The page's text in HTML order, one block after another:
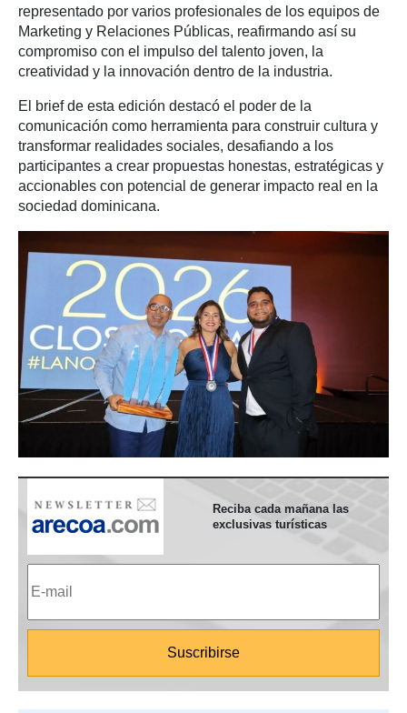
representado por varios profesionales de los equipos de
Marketing y Relaciones Públicas, reafirmando así su
compromiso con el impulso del talento joven, la
creatividad y la innovación dentro de la industria.
El brief de esta edición destacó el poder de la
comunicación como herramienta para construir cultura y
transformar realidades sociales, desafiando a los
participantes a crear propuestas honestas, estratégicas y
accionables con potencial de generar impacto real en la
sociedad dominicana.
Reciba cada mañana las
exclusivas turísticas